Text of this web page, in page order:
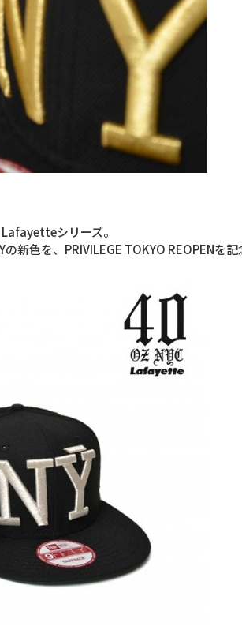
シリーズ。
の新色を、PRIVILEGE TOKYO REOPEN